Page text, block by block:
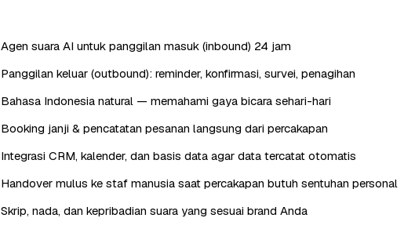
Agen suara AI untuk panggilan masuk (inbound) 24 jam
Panggilan keluar (outbound): reminder, konfirmasi, survei, penagihan
Bahasa Indonesia natural — memahami gaya bicara sehari-hari
Booking janji & pencatatan pesanan langsung dari percakapan
Integrasi CRM, kalender, dan basis data agar data tercatat otomatis
Handover mulus ke staf manusia saat percakapan butuh sentuhan personal
Skrip, nada, dan kepribadian suara yang sesuai brand Anda